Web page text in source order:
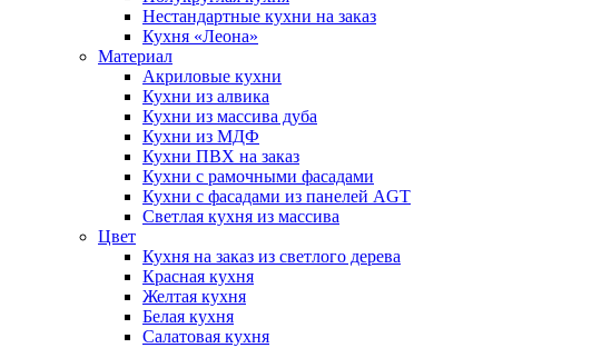
Нестандартные кухни на заказ
Кухня «Леона»
Материал
Акриловые кухни
Кухни из алвика
Кухни из массива дуба
Кухни из МДФ
Кухни ПВХ на заказ
Кухни с рамочными фасадами
Кухни с фасадами из панелей AGT
Светлая кухня из массива
Цвет
Кухня на заказ из светлого дерева
Красная кухня
Желтая кухня
Белая кухня
Салатовая кухня